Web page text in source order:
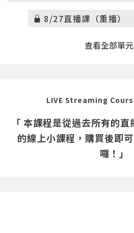
8/27直播課（重播）
LIVE Streaming
「 本課程是從過去所有的
的線上小課程，購買後即
囉！」